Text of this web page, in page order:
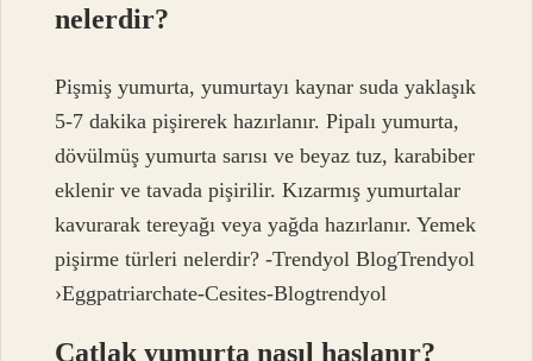
nelerdir?
Pişmiş yumurta, yumurtayı kaynar suda yaklaşık
5-7 dakika pişirerek hazırlanır. Pipalı yumurta,
dövülmüş yumurta sarısı ve beyaz tuz, karabiber
eklenir ve tavada pişirilir. Kızarmış yumurtalar
kavurarak tereyağı veya yağda hazırlanır. Yemek
pişirme türleri nelerdir? -Trendyol BlogTrendyol
›Eggpatriarchate-Cesites-Blogtrendyol
Çatlak yumurta nasıl haşlanır?